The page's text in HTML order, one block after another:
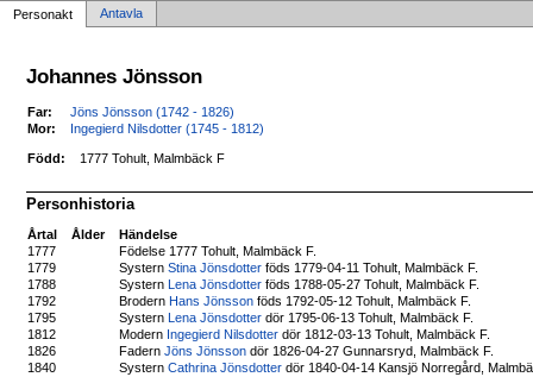
Personakt Antavla
Johannes Jönsson
Far:
Jöns Jönsson (1742 - 1826)
Mor:
Ingegierd Nilsdotter (1745 - 1812)
Född: 1777 Tohult, Malmbäck F
Personhistoria
Årtal Ålder
Händelse
1777
Födelse 1777 Tohult, Malmbäck F.
1779
SysternStina Jönsdotter föds 1779-04-11 Tohult, Malmbäck F.
1788
SysternLena Jönsdotter föds 1788-05-27 Tohult, Malmbäck F.
1792
BrodernHans Jönsson föds 1792-05-12 Tohult, Malmbäck F.
1795
SysternLena Jönsdotter dör 1795-06-13 Tohult, Malmbäck F.
1812
Modern Ingegierd Nilsdotter dör 1812-03-13 Tohult, Malmbäck F.
1826
FadernJöns Jönsson dör 1826-04-27 Gunnarsryd, Malmbäck F.
1840
SysternCathrina Jönsdotter dör 1840-04-14 Kansjö Norregård,